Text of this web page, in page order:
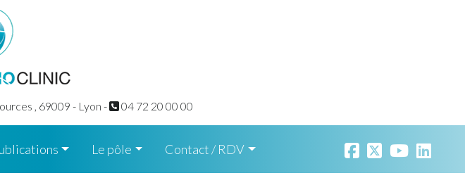
, 69009 - Lyon - 04 72 20 00 00
Le pôle Contact / RDV